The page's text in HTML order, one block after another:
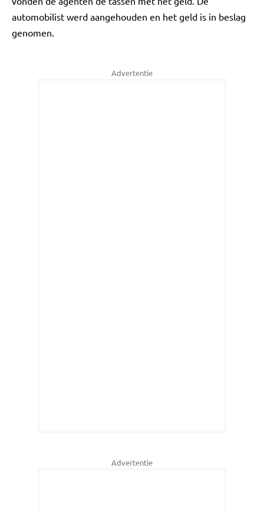
automobilist werd aangehouden en het geld is in beslag
genomen.
Advertentie
Advertentie